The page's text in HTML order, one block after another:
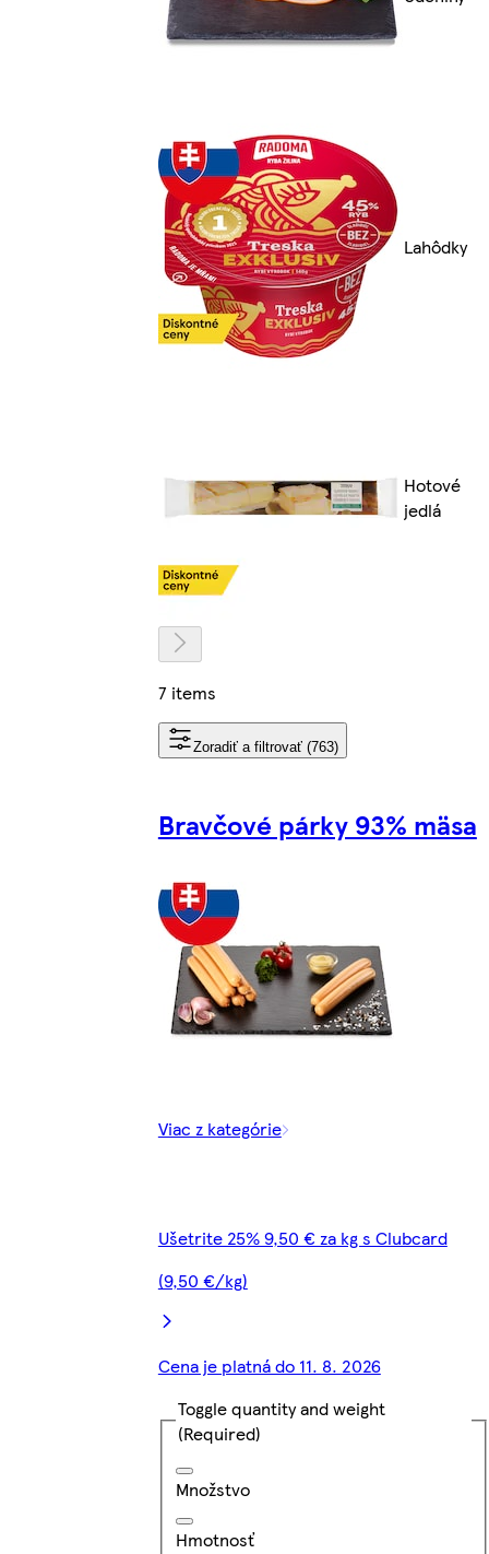
Lahôdky
Hotové
jedlá
7 items
Zoradiť a filtrovať (763)
Bravčové párky 93% mäsa
Viac z kategórie
Ušetrite 25% 9,50 € za kg s Clubcard
(9,50 €/kg)
Cena je platná do 11. 8. 2026
Toggle quantity and weight
(Required)
Množstvo
Hmotnosť